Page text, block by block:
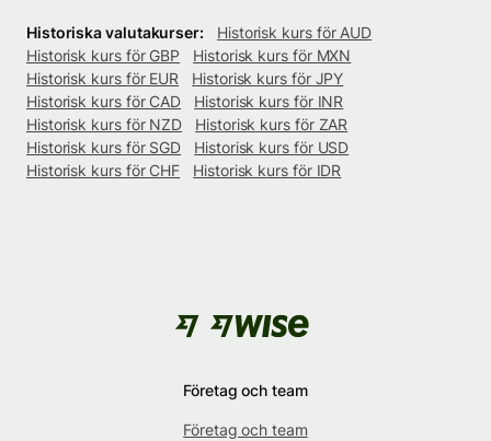
Historiska valutakurser:
Historisk kurs för AUD
Historisk kurs för GBP
Historisk kurs för MXN
Historisk kurs för EUR
Historisk kurs för JPY
Historisk kurs för CAD
Historisk kurs för INR
Historisk kurs för NZD
Historisk kurs för ZAR
Historisk kurs för SGD
Historisk kurs för USD
Historisk kurs för CHF
Historisk kurs för IDR
Företag och team
Företag och team